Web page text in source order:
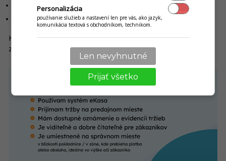
zvýšenému dohľadu zo strany finančnej správy,
ďalším kontrolám v prevádzke.
Keďže ide o jednoduchú povinnosť, jej zanedbanie je
zbytočným rizikom.
Personalizácia
používanie služieb a nastavení len pre vás, ako jazyk,
komunikácia textová s obchodníkom, technikom.
Len nevyhnutné
Prijať všetko